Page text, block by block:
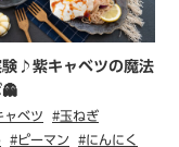
験♪紫キャベツの魔法
ャベツ
#玉ねぎ
#ピーマン
#にんにく